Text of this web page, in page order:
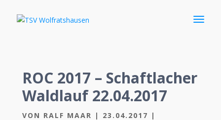
ROC 2017 – Schaftlacher
Waldlauf 22.04.2017
VON RALF MAAR | 23.04.2017 |